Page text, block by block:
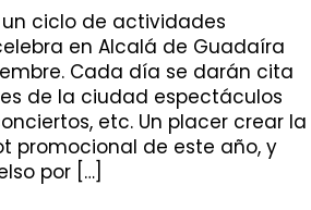
un ciclo de actividades
en Alcalá de Guadaíra
Cada día se darán cita
de la ciudad espectáculos
etc. Un placer crear la
promocional de este año, y
por […]